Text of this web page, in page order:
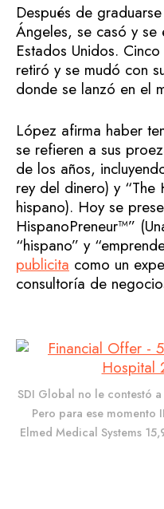
Después de
Ángeles, se casó y
Estados Unidos.
retiró y se mudó con
donde se lanzó en el
López afirma haber
se refieren a sus
de los años,
rey del dinero) y “The
hispano). Hoy se
HispanoPreneur™”
“hispano” y
publicita como un
consultoría de
SDI Global no le contestó
Pero para ese momento
Elmed Medical Systems